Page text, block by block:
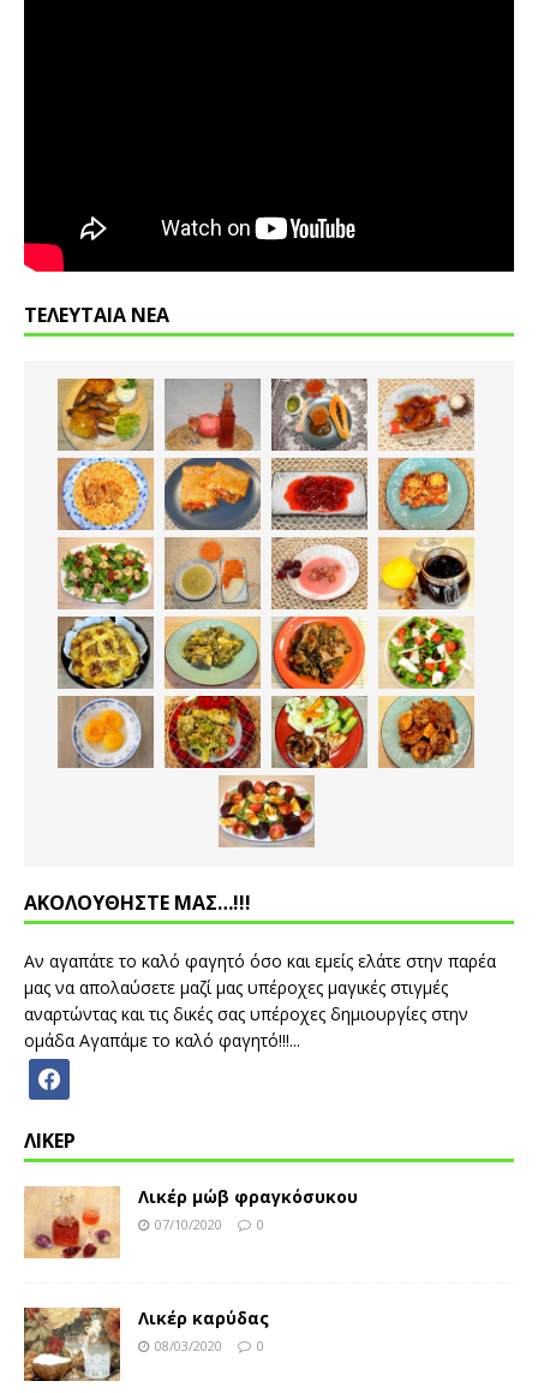
ΤΕΛΕΥΤΑΙΑ ΝΕΑ
ΑΚΟΛΟΥΘΗΣΤΕ ΜΑΣ…!!!
Αν αγαπάτε το καλό φαγητό όσο και εμείς ελάτε στην παρέα
μας να απολαύσετε μαζί μας υπέροχες μαγικές στιγμές
αναρτώντας και τις δικές σας υπέροχες δημιουργίες στην
ομάδα Αγαπάμε το καλό φαγητό!!!...
ΛΙΚΕΡ
Λικέρ μώβ φραγκόσυκου
07/10/2020 0
Λικέρ καρύδας
08/03/2020 0